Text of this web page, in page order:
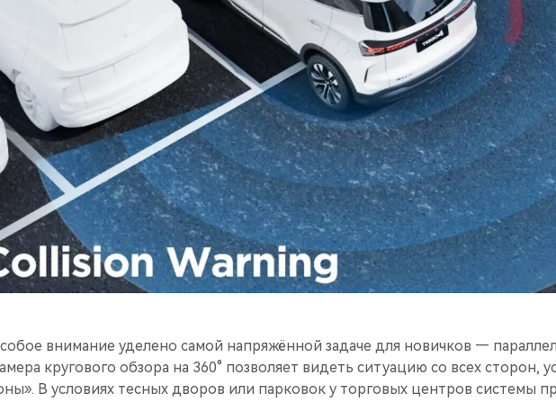
внимание уделено самой напряжённой задаче для новичков —
кругового обзора на 360° позволяет видеть ситуацию со всех сторон,
В условиях тесных дворов или парковок у торговых центров системы